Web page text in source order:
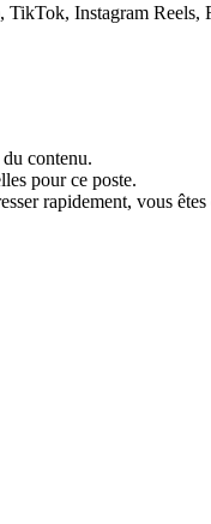
Instagram Reels,
contenu.
pour ce poste.
rapidement, vous